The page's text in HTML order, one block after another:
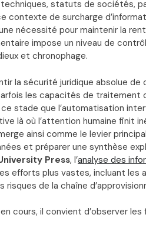
statuts de sociétés,
de surcharge
nécessité pour maintenir la
impose un niveau de
et chronophage.
la sécurité juridique absolue de
les capacités de traitement
stade que l’automatisation
là où l’attention humaine finit
ainsi comme le levier
et préparer une synthèse
Press, l’analyse des
efforts plus vastes, incluant les
de la chaîne
cours, il convient d’observer